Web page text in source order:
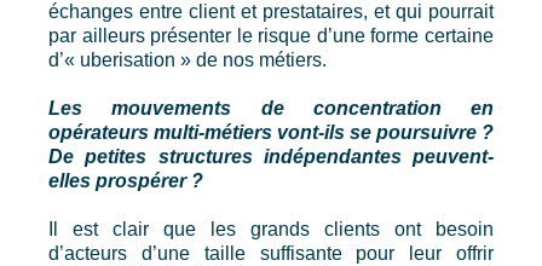
échanges entre client et prestataires, et qui pourrait
par ailleurs présenter le risque d’une forme certaine
d’« uberisation » de nos métiers.
Les mouvements de concentration en
opérateurs multi-métiers vont-ils se poursuivre ?
De petites structures indépendantes peuvent-
elles prospérer ?
Il est clair que les grands clients ont besoin
d’acteurs d’une taille suffisante pour leur offrir